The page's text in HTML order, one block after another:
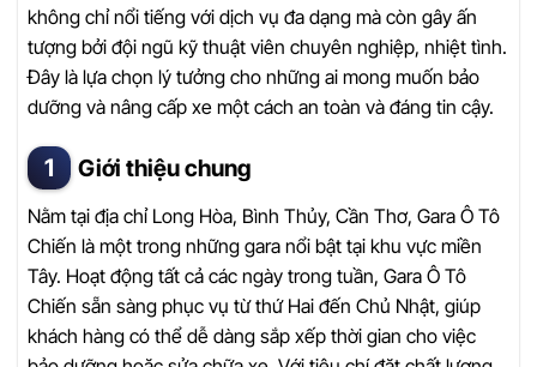
không chỉ nổi tiếng với dịch vụ đa dạng mà còn gây ấn
tượng bởi đội ngũ kỹ thuật viên chuyên nghiệp, nhiệt tình.
Đây là lựa chọn lý tưởng cho những ai mong muốn bảo
dưỡng và nâng cấp xe một cách an toàn và đáng tin cậy.
Giới thiệu chung
Nằm tại địa chỉ Long Hòa, Bình Thủy, Cần Thơ, Gara Ô Tô
Chiến là một trong những gara nổi bật tại khu vực miền
Tây. Hoạt động tất cả các ngày trong tuần, Gara Ô Tô
Chiến sẵn sàng phục vụ từ thứ Hai đến Chủ Nhật, giúp
khách hàng có thể dễ dàng sắp xếp thời gian cho việc